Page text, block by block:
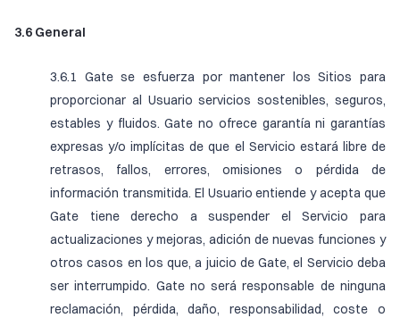
3.6 General
3.6.1 Gate se esfuerza por mantener los Sitios para
proporcionar al Usuario servicios sostenibles, seguros,
estables y fluidos. Gate no ofrece garantía ni garantías
expresas y/o implícitas de que el Servicio estará libre de
retrasos, fallos, errores, omisiones o pérdida de
información transmitida. El Usuario entiende y acepta que
Gate tiene derecho a suspender el Servicio para
actualizaciones y mejoras, adición de nuevas funciones y
otros casos en los que, a juicio de Gate, el Servicio deba
ser interrumpido. Gate no será responsable de ninguna
reclamación, pérdida, daño, responsabilidad, coste o